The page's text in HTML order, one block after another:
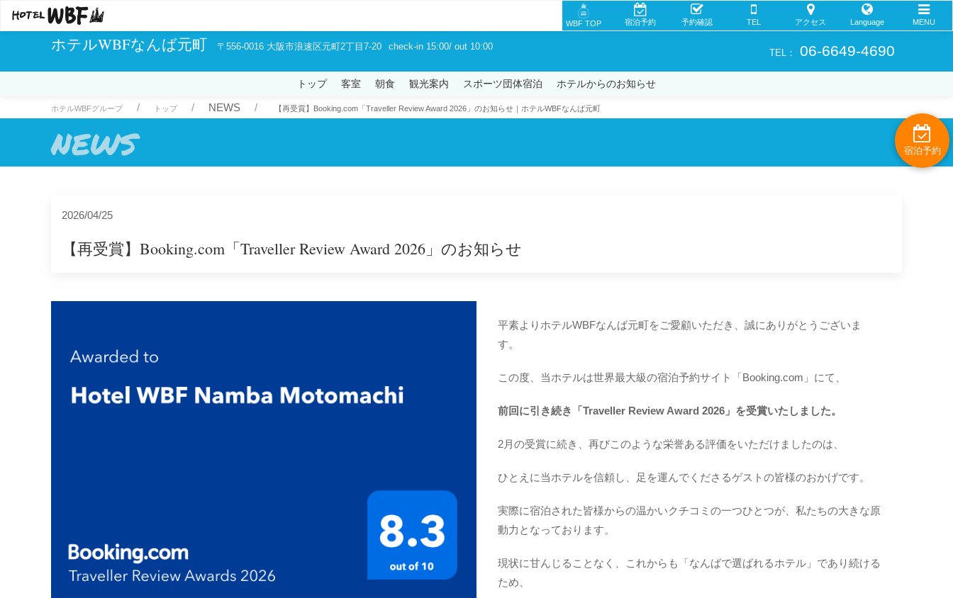
WBF TOP 宿泊予約 予約確認 TEL アクセス Language MENU
ホテルWBFなんば元町 〒556-0016 大阪市浪速区元町2丁目7-20 check-in 15:00/ out 10:00
TEL： 06-6649-4690
トップ 客室 朝食 観光案内 スポーツ団体宿泊 ホテルからのお知らせ
ホテルWBFグループ トップ NEWS 【再受賞】Booking.com「Traveller Review Award 2026」のお知らせ｜ホテルWBFなんば元町
NEWS
2026/04/25
【再受賞】Booking.com「Traveller Review Award 2026」のお知らせ
平素よりホテルWBFなんば元町をご愛顧いただき、誠にありがとうございま
す。
この度、当ホテルは世界最大級の宿泊予約サイト「Booking.com」にて、
前回に引き続き「Traveller Review Award 2026」を受賞いたしました。
2月の受賞に続き、再びこのような栄誉ある評価をいただけましたのは、
ひとえに当ホテルを信頼し、足を運んでくださるゲストの皆様のおかげです。
実際に宿泊された皆様からの温かいクチコミの一つひとつが、私たちの大きな原
動力となっております。
現状に甘んじることなく、これからも「なんばで選ばれるホテル」であり続ける
ため、
宿泊予約